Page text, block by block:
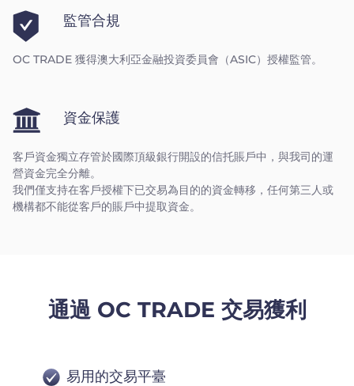
監管合規
OC TRADE 獲得澳大利亞金融投資委員會（ASIC）授權監管。
資金保護
客戶資金獨立存管於國際頂級銀行開設的信托賬戶中，與我司的運
營資金完全分離。
我們僅支持在客戶授權下已交易為目的的資金轉移，任何第三人或
機構都不能從客戶的賬戶中提取資金。
通過 OC TRADE 交易獲利
易用的交易平臺